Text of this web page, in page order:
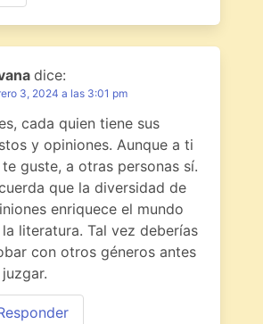
dice:
3, 2024 a las 3:01 pm
cada quien tiene sus
y opiniones. Aunque a ti
guste, a otras personas sí.
que la diversidad de
enriquece el mundo
literatura. Tal vez deberías
con otros géneros antes